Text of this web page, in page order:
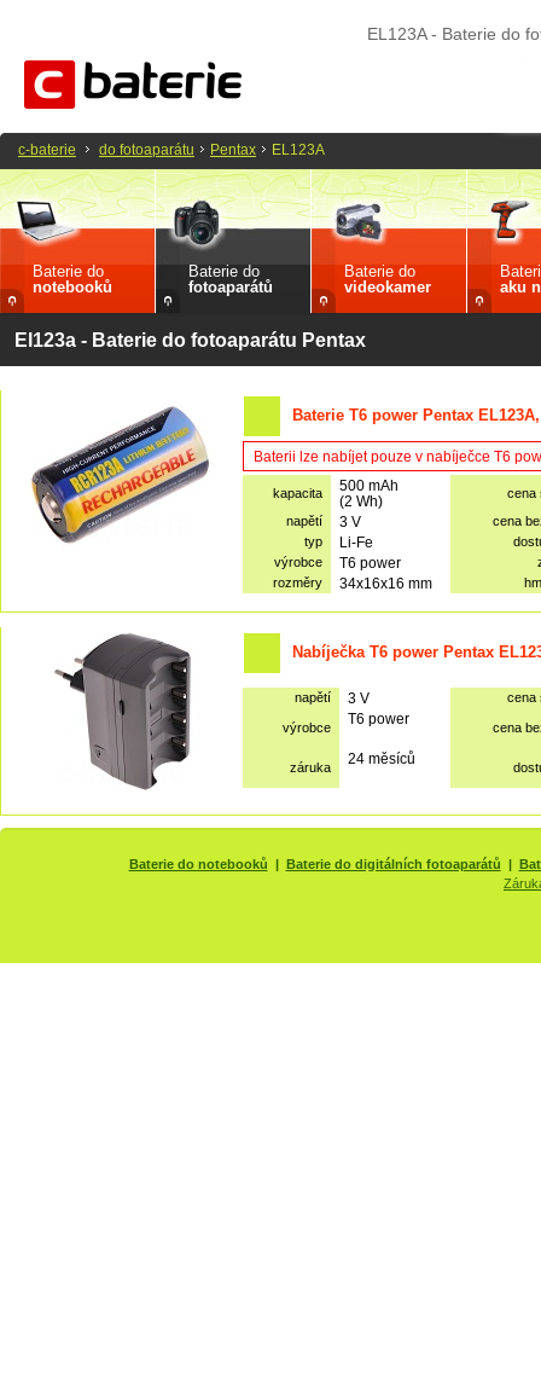
EL123A - Baterie do
Baterie do
notebooků
Baterie do
fotoaparátů
Baterie do
videokamer
aku
El123a - Baterie do fotoaparátu Pentax
Baterie T6 power Pentax
Baterii lze nabíjet pouze v nabíječce T6
kapacita
500 mAh
(2 Wh)
cena
napětí
3 V
cena
typ
Li-Fe
výrobce
T6 power
rozměry
34x16x16 mm
Nabíječka T6 power Pentax
napětí 3 V cena
výrobce
T6 power
cena
záruka
24 měsíců
c-baterie do fotoaparátu Pentax EL123A
Baterie do notebooků | Baterie do digitálních fotoaparátů |